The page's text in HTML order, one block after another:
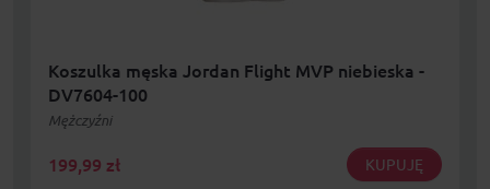
Koszulka męska Jordan Flight MVP niebieska -
DV7604-100
Mężczyźni
199,99 zł KUPUJĘ